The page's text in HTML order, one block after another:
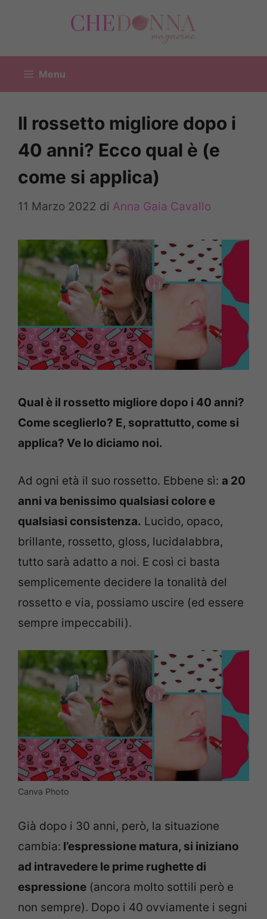
Menu
Il rossetto migliore dopo i
40 anni? Ecco qual è (e
come si applica)
11 Marzo 2022 di Anna Gaia Cavallo
Qual è il rossetto migliore dopo i 40 anni?
Come sceglierlo? E, soprattutto, come si
applica? Ve lo diciamo noi.
Ad ogni età il suo rossetto. Ebbene sì: a 20
anni va benissimo qualsiasi colore e
qualsiasi consistenza. Lucido, opaco,
brillante, rossetto, gloss, lucidalabbra,
tutto sarà adatto a noi. E così ci basta
semplicemente decidere la tonalità del
rossetto e via, possiamo uscire (ed essere
sempre impeccabili).
Canva Photo
Già dopo i 30 anni, però, la situazione
cambia: l’espressione matura, si iniziano
ad intravedere le prime rughette di
espressione (ancora molto sottili però e
non sempre). Dopo i 40 ovviamente i segni